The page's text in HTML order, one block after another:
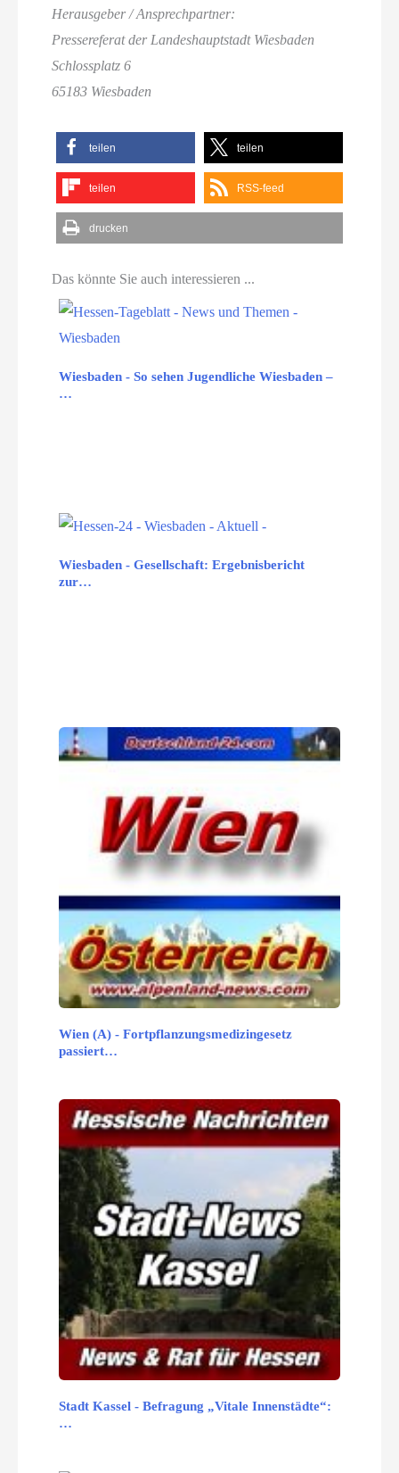
Herausgeber / Ansprechpartner:
Pressereferat der Landeshauptstadt Wiesbaden
Schlossplatz 6
65183 Wiesbaden
teilen teilen
teilen RSS-feed
drucken
Das könnte Sie auch interessieren ...
Wiesbaden - So sehen Jugendliche Wiesbaden –
…
Wiesbaden - Gesellschaft: Ergebnisbericht
zur…
Wien (A) - Fortpflanzungsmedizingesetz
passiert…
Stadt Kassel - Befragung „Vitale Innenstädte“:
…